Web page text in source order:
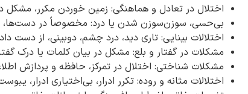
اختلال در تعادل و هماهنگی: زمین خوردن‌ مکرر، مشکل
بی‌حسی، سوزن‌سوزن شدن یا درد: مخصوصاً در دست‌ها،
اختلالات بینایی: تاری دید، درد چشم‌، دوبینی، از دست
مشکلات در گفتار و بلع: مشکل در بیان کلمات یا درک
مشکلات شناختی: اختلال در تمرکز، حافظه و پردازش
اختلالات مثانه و روده: تکرر ادرار، بی‌اختیاری ادرار،